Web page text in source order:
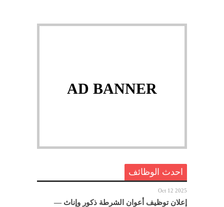
AD BANNER
احدث الوظائف
Oct 12 2025
إعلان توظيف أعوان الشرطة ذكور وإناث —